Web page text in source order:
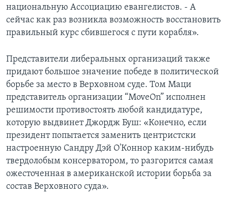
национальную Ассоциацию евангелистов. - А
сейчас как раз возникла возможность восстановить
правильный курс сбившегося с пути корабля».
Представители либеральных организаций также
придают большое значение победе в политической
борьбе за место в Верховном суде. Том Маци
представитель организации “MoveOn” исполнен
решимости противостоять любой кандидатуре,
которую выдвинет Джордж Буш: «Конечно, если
президент попытается заменить центристски
настроенную Сандру Дэй О'Коннор каким-нибудь
твердолобым консерватором, то разгорится самая
ожесточенная в американской истории борьба за
состав Верховного суда».